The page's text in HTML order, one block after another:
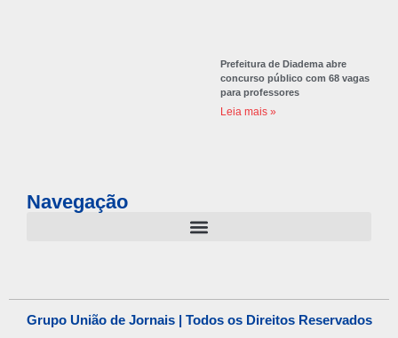
Prefeitura de Diadema abre
concurso público com 68 vagas
para professores
Leia mais »
Navegação
Grupo União de Jornais | Todos os Direitos Reservados